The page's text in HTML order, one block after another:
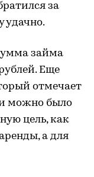
за
удачно.
займа
Еще
отмечает
можно было
цель, как
а для